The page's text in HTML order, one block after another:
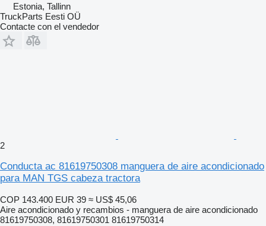
Estonia, Tallinn
TruckParts Eesti OÜ
Contacte con el vendedor
2
Conducta ac 81619750308 manguera de aire acondicionado
para MAN TGS cabeza tractora
COP 143.400 EUR 39 ≈ US$ 45,06
Aire acondicionado y recambios - manguera de aire acondicionado
81619750308, 81619750301 81619750314